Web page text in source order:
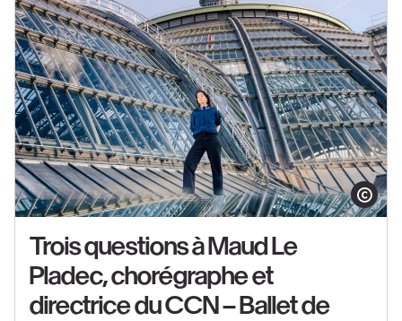
Voir
Afficher le
Trois questions à Maud Le
Pladec, chorégraphe et
directrice du CCN – Ballet de